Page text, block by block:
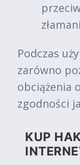
Podczas
zarówno
obciążenia
zgodności
KUP